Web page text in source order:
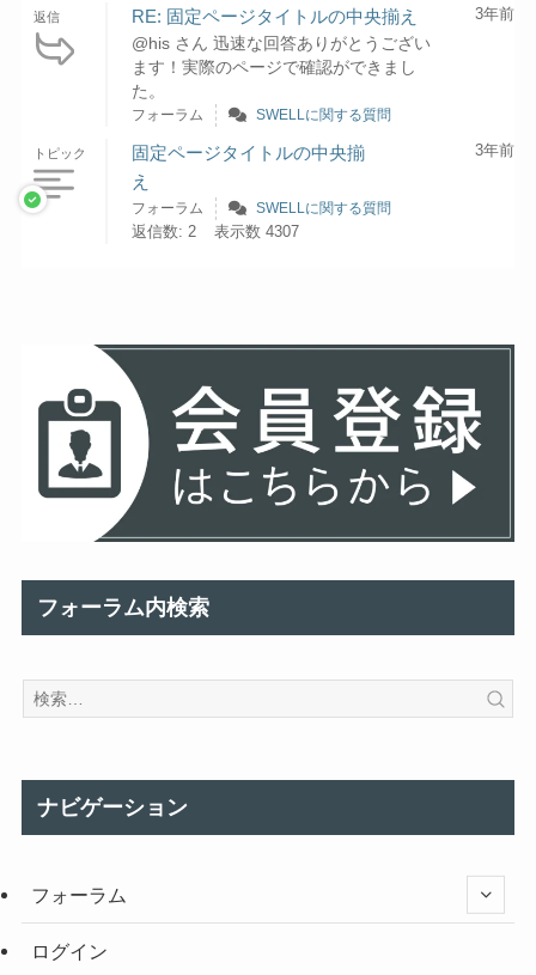
返信 RE: 固定ページタイトルの中央揃え
@his さん 迅速な回答ありがとうござい
ます！実際のページで確認ができまし
た。
3年前
フォーラム SWELLに関する質問
トピック
固定ページタイトルの中央揃
え
3年前
フォーラム SWELLに関する質問
返信数: 2 表示数 4307
フォーラム内検索
ナビゲーション
フォーラム
ログイン